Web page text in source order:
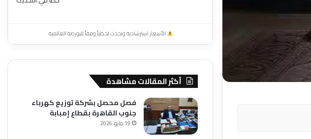
الأسعار استرشادية وتحدث لحظياً وفقاً للبورصة العالمية.
أكثر المقالات مشاهدة
فصل محصل بشركة توزيع كهرباء
جنوب القاهرة بقطاع إمبابة
19 مايو، 2026